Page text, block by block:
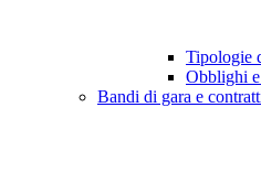
Tipologie
Obblighi
Bandi di gara e